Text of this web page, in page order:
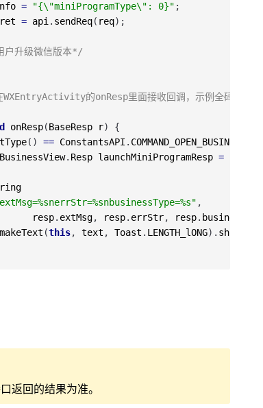
= "{\"miniProgramType\": 0}" ;
ret = api . sendReq( req) ;
户升级微信版本*/
的onResp里面接收回调，示例全码
onResp(BaseResp r)
{
( ) == ConstantsAPI .
. Resp launchMiniProgramResp =
,
resp. extMsg, resp. errStr, resp.
makeText (this, text , Toast . LENGTH_lONG) . show
返回的结果为准。